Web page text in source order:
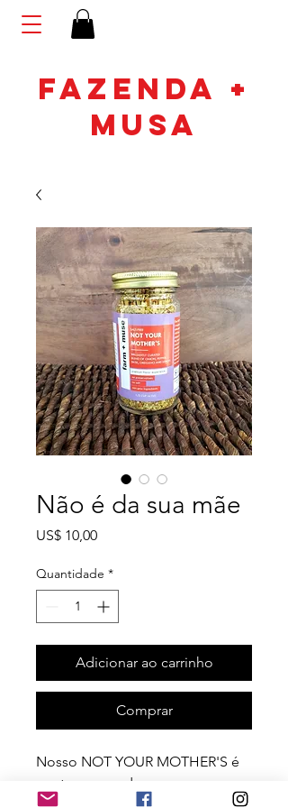
FAZENDA +
MUSA
Não é da sua mãe
US$ 10,00Preço
Quantidade *
Adicionar ao carrinho
Comprar
Nosso NOT YOUR MOTHER'S é
um toque moderno para uma